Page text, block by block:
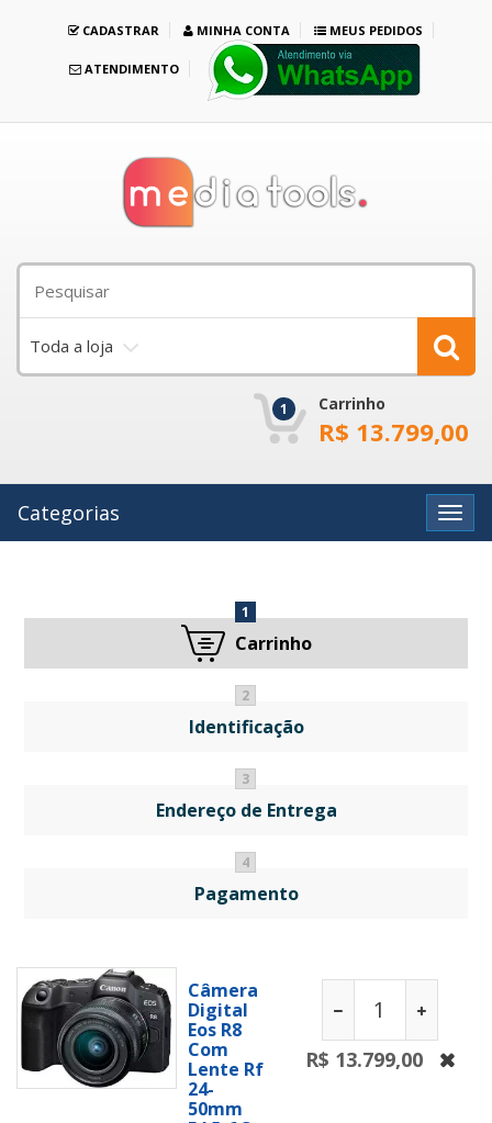
CADASTRAR MINHA CONTA MEUS PEDIDOS
ATENDIMENTO
Toda a loja
1 Carrinho
R$ 13.799,00
Categorias Ver
1
Carrinho
2
Identificação
3
Endereço de Entrega
4
Pagamento
Câmera
Digital
Eos R8
Com
Lente Rf
24-
50mm
R$ 13.799,00